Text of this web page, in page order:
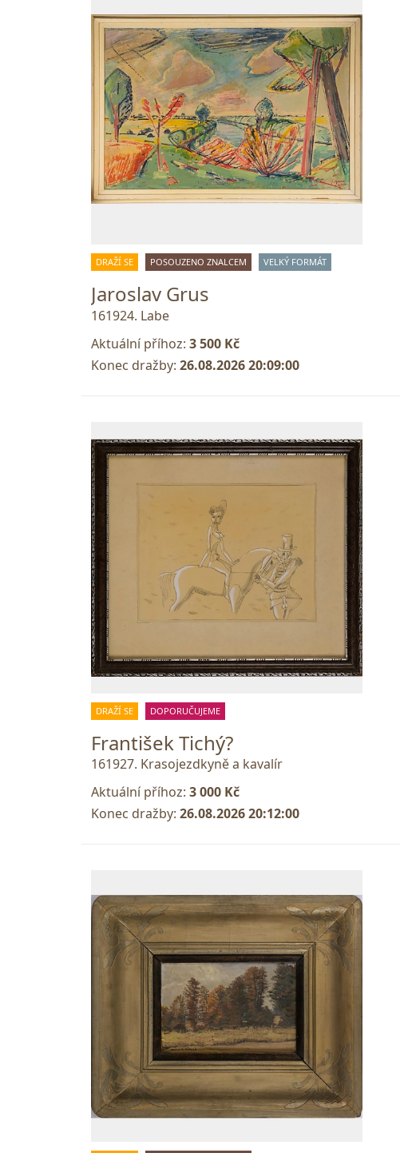
DRAŽÍ SE POSOUZENO ZNALCEM VELKÝ FORMÁT
Jaroslav Grus
161924. Labe
Aktuální příhoz: 3 500 Kč
Konec dražby: 26.08.2026 20:09:00
DRAŽÍ SE DOPORUČUJEME
František Tichý?
161927. Krasojezdkyně a kavalír
Aktuální příhoz: 3 000 Kč
Konec dražby: 26.08.2026 20:12:00